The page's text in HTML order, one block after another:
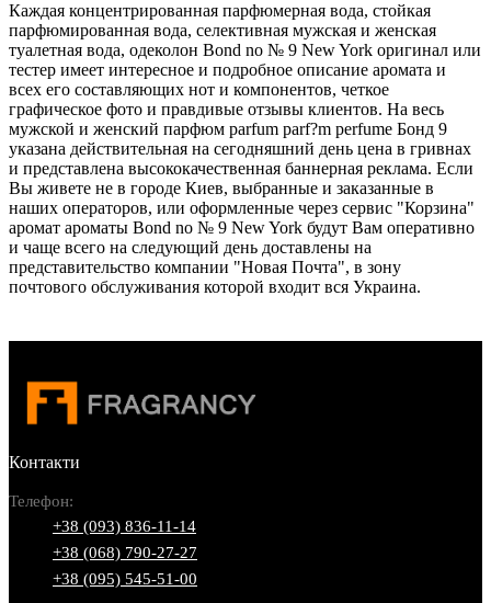
Каждая концентрированная парфюмерная вода, стойкая
парфюмированная вода, селективная мужская и женская
туалетная вода, одеколон Bond no № 9 New York оригинал или
тестер имеет интересное и подробное описание аромата и
всех его составляющих нот и компонентов, четкое
графическое фото и правдивые отзывы клиентов. На весь
мужской и женский парфюм parfum parf?m perfume Бонд 9
указана действительная на сегодняшний день цена в гривнах
и представлена высококачественная баннерная реклама. Если
Вы живете не в городе Киев, выбранные и заказанные в
наших операторов, или оформленные через сервис "Корзина"
аромат ароматы Bond no № 9 New York будут Вам оперативно
и чаще всего на следующий день доставлены на
представительство компании "Новая Почта", в зону
почтового обслуживания которой входит вся Украина.
Контакти
Телефон:
+38 (093) 836-11-14
+38 (068) 790-27-27
+38 (095) 545-51-00